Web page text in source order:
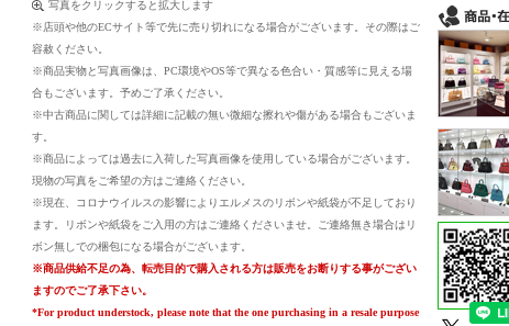
写真をクリックすると拡大します
※店頭や他のECサイト等で先に売り切れになる場合がございます。その際はご
容赦ください。
※商品実物と写真画像は、PC環境やOS等で異なる色合い・質感等に見える場
合もございます。予めご了承ください。
※中古商品に関しては詳細に記載の無い微細な擦れや傷がある場合もございま
す。
※商品によっては過去に入荷した写真画像を使用している場合がございます。
現物の写真をご希望の方はご連絡ください。
※現在、コロナウイルスの影響によりエルメスのリボンや紙袋が不足しており
ます。リボンや紙袋をご入用の方はご連絡くださいませ。ご連絡無き場合はリ
ボン無しでの梱包になる場合がございます。
※商品供給不足の為、転売目的で購入される方は販売をお断りする事がござい
ますのでご了承下さい。
*For product understock, please note that the one purchasing in a resale purpose